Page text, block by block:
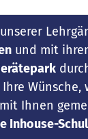
und mit
Wünsche,
Ihnen
Inhouse-